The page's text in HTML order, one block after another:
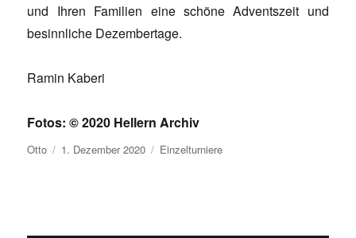
und Ihren Familien eine schöne Adventszeit und
besinnliche Dezembertage.
Ramin Kaberi
Fotos: © 2020 Hellern Archiv
Autor
Otto Veröffentlicht
am
1. Dezember 2020 Kategorien
Einzelturniere